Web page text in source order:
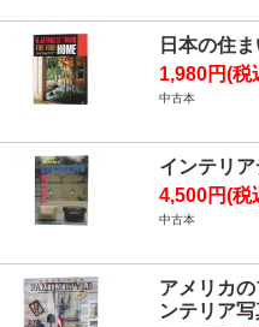
日本の住
1,980円(税
中古本
インテリ
4,500円(税
中古本
アメリカ
ンテリア